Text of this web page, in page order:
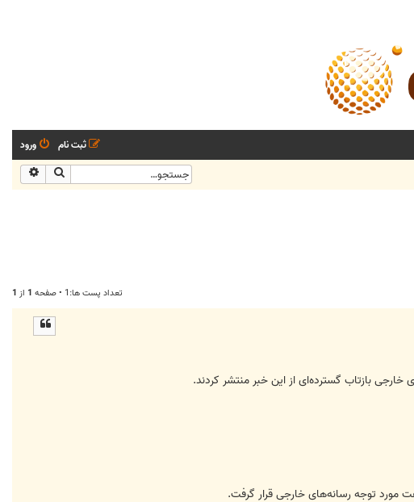
ورود
ثبت نام
جستجو
تعداد پست ها:1 • صفحه 1 از 1
بازتاب گسترده‌ای از این خبر منتشر کردند.
توجه رسانه‌های خارجی قرار گرفت.